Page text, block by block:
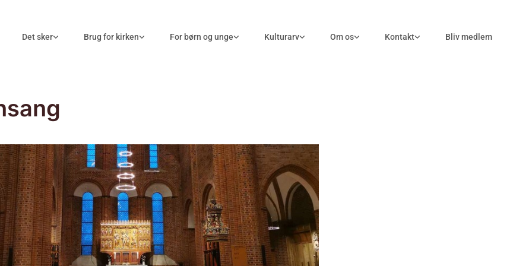
Det sker Brug for kirken For børn og unge Kulturarv Om os Kontakt Bliv medlem